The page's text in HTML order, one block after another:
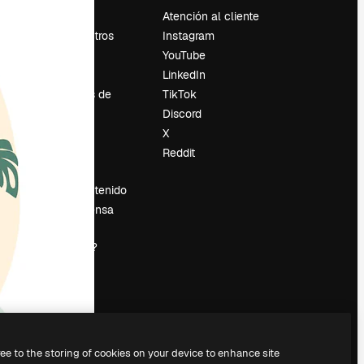
Sobre nosotros
Tendencias de
Vender contenido
Sala de prensa
magnific.ai?
Atención al cliente
Instagram
YouTube
LinkedIn
TikTok
Discord
X
Reddit
to the storing of cookies on your device to enhance site